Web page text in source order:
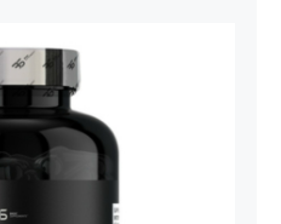
20 mg – Zinc
100